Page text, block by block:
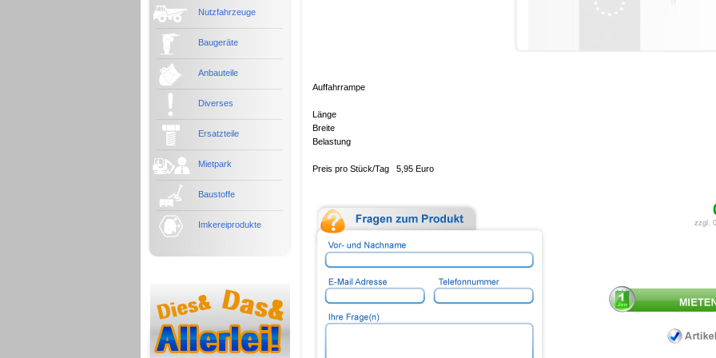
Nutzfahrzeuge
Baugeräte
Anbauteile
Diverses
Ersatzteile
Mietpark
Baustoffe
Imkereiprodukte
Auffahrrampe
Länge
Breite
Belastung
Preis pro Stück/Tag 5,95 Euro
zzgl.